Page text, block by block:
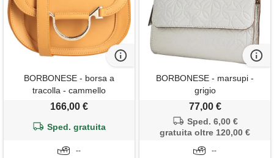
BORBONESE - borsa a
tracolla - cammello
166,00 €
Sped. gratuita
--
BORBONESE - marsupi -
grigio
77,00 €
Sped. 6,00 €
gratuita oltre 120,00 €
--